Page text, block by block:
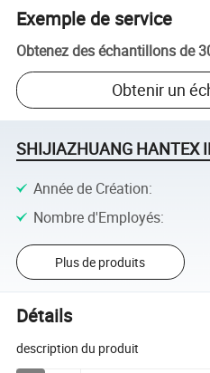
Exemple de service
Obtenez des échantillons de
Obtenir un
SHIJIAZHUANG HANTEX
Année de Création:
Nombre d'Employés:
Plus de produits
Détails
description du produit